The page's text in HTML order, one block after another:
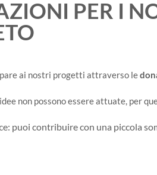
PER I
ai nostri progetti attraverso le
non possono essere attuate, per
puoi contribuire con una piccola